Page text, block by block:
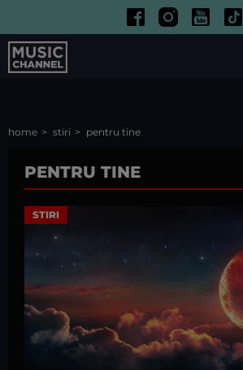
home stiri pentru tine
PENTRU TINE
STIRI